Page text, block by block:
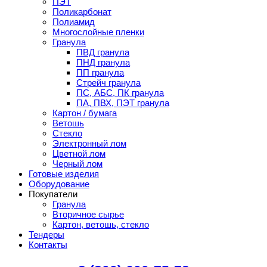
Поликарбонат
Полиамид
Многослойные пленки
Гранула
ПВД гранула
ПНД гранула
ПП гранула
Стрейч гранула
ПС, АБС, ПК гранула
ПА, ПВХ, ПЭТ гранула
Картон / бумага
Ветошь
Стекло
Электронный лом
Цветной лом
Черный лом
Готовые изделия
Оборудование
Покупатели
Гранула
Вторичное сырье
Картон, ветошь, стекло
Тендеры
Контакты